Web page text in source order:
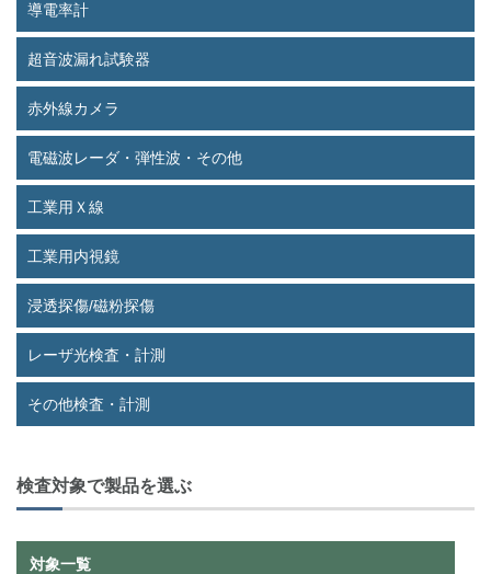
導電率計
超音波漏れ試験器
赤外線カメラ
電磁波レーダ・弾性波・その他
工業用Ｘ線
工業用内視鏡
浸透探傷/磁粉探傷
レーザ光検査・計測
その他検査・計測
検査対象で製品を選ぶ
対象一覧